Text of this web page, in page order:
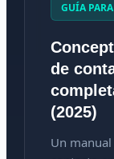
GUÍA
de
(2025)
Un